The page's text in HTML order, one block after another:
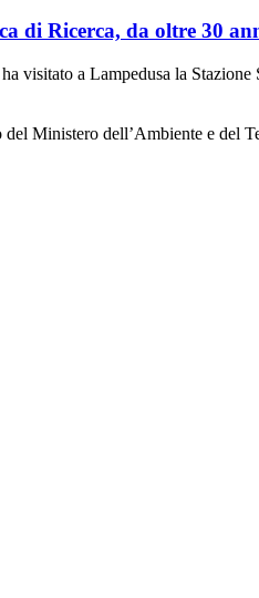
di Ricerca, da oltre 30
visitato a Lampedusa la
Ministero dell’Ambiente e del